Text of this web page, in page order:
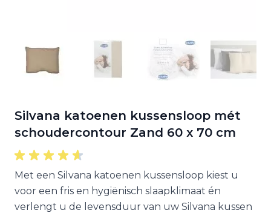
Silvana katoenen kussensloop mét
schoudercontour Zand 60 x 70 cm
Met een Silvana katoenen kussensloop kiest u
voor een fris en hygiënisch slaapklimaat én
verlengt u de levensduur van uw Silvana kussen